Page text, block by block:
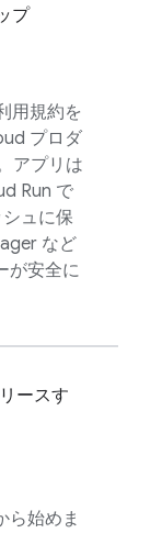
プ
用規約を
プロダ
アプリは
Run で
ュに保
など
が安全に
ースす
ら始めま